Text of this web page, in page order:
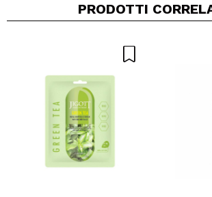
Condividi un video o una
PRODOTTI